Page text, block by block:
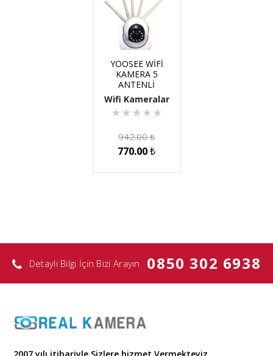
YOOSEE WİFİ
KAMERA 5
ANTENLİ
Wifi Kameralar
★ ★ ★ ★ ★
942.00₺
770.00₺
Detaylı Bilgi İçin Bizi Arayın 0850 302 6938